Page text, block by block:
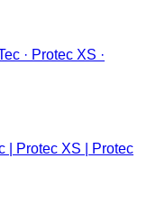
| Protec XS | Protec